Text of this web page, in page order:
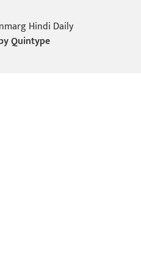
Hindi Daily
Quintype